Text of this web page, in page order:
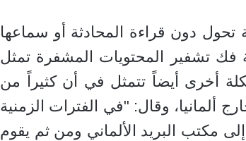
تحول دون قراءة المحادثة أو سماعها
فك تشفير المحتويات المشفرة تمثل
أخرى أيضاً تتمثل في أن كثيراً من
ألمانيا، وقال: "في الفترات الزمنية
مكتب البريد الألماني ومن ثم يقوم